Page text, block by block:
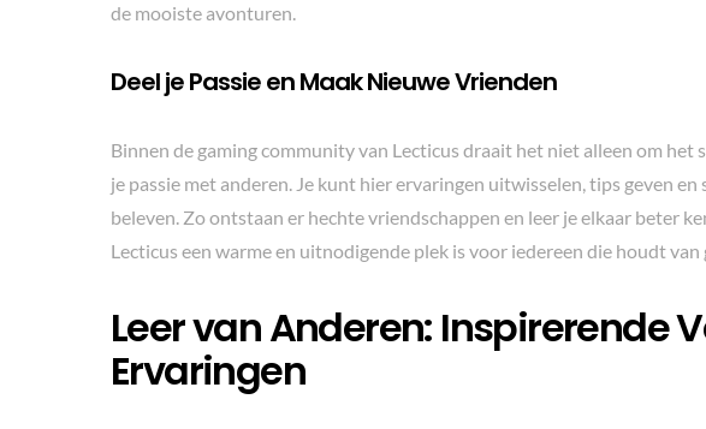
de mooiste avonturen.
Deel je Passie en Maak Nieuwe Vrienden
Binnen de gaming community van Lecticus draait het niet alleen om het
je passie met anderen. Je kunt hier ervaringen uitwisselen, tips geven
beleven. Zo ontstaan er hechte vriendschappen en leer je elkaar beter
Lecticus een warme en uitnodigende plek is voor iedereen die houdt
Leer van Anderen: Inspirerende
Ervaringen